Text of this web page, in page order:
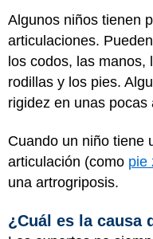
Algunos niños tienen
articulaciones.
los codos, las manos,
rodillas y los pies.
rigidez en unas pocas
Cuando un niño tiene
articulación (como pie
una artrogriposis.
¿Cuál es la causa